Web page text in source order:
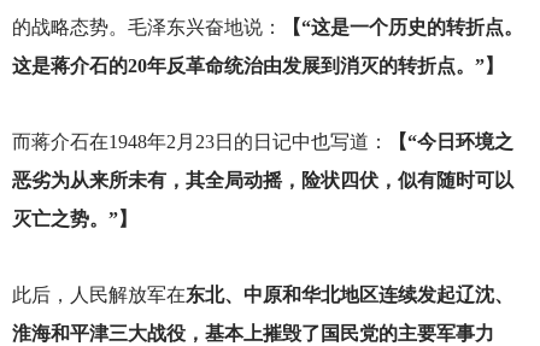
的战略态势。毛泽东兴奋地说：
【“这是一个历史的转折点。
这是蒋介石的20年反革命统治由发展到消灭的转折点。”】
而蒋介石在1948年2月23日的日记中也写道：
【“今日环境之
恶劣为从来所未有，其全局动摇，险状四伏，似有随时可以
灭亡之势。”】
此后，人民解放军在东北、中原和华北地区连续发起辽沈、
淮海和平津三大战役，基本上摧毁了国民党的主要军事力